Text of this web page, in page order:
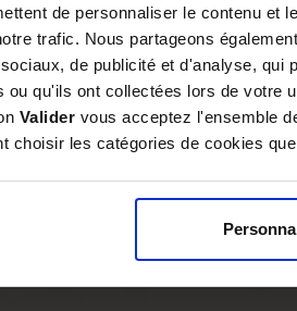
de personnaliser le contenu et
trafic. Nous partageons
de publicité et d'analyse,
ou qu'ils ont collectées lors de votre
Valider vous acceptez l'ensemble
choisir les catégories de cookies
119,90 €